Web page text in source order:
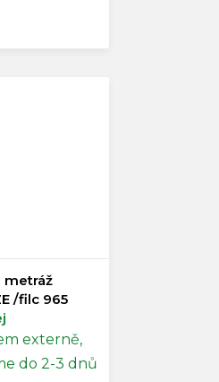
metráž
/filc 965
externě,
do 2-3 dnů